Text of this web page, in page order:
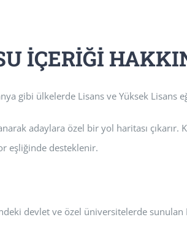
İÇERİĞİ
gibi ülkelerde Lisans ve Yüksek
adaylara özel bir yol haritası
eşliğinde desteklenir.
devlet ve özel üniversitelerde